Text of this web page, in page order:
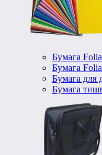
Бумага
Бумага
Бумага для
Бумага